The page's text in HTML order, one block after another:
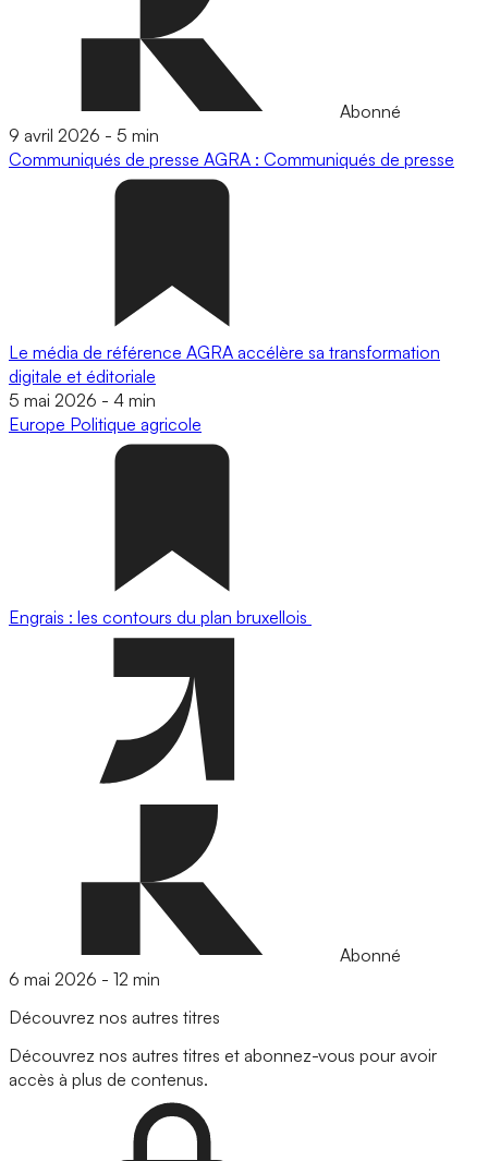
Abonné
9 avril 2026 - 5 min
Communiqués de presse AGRA : Communiqués de presse
Le média de référence AGRA accélère sa transformation
digitale et éditoriale
5 mai 2026 - 4 min
Europe Politique agricole
Engrais : les contours du plan bruxellois
Abonné
6 mai 2026 - 12 min
Découvrez nos autres titres
Découvrez nos autres titres et abonnez-vous pour avoir
accès à plus de contenus.